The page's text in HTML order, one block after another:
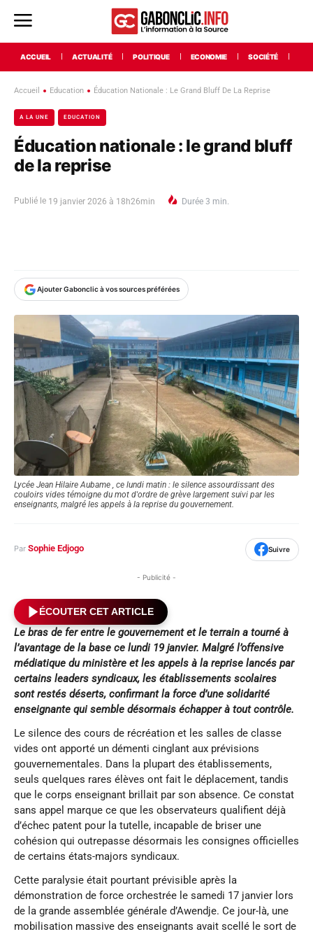
ACCUEIL ACTUALITÉ POLITIQUE ECONOMIE SOCIÉTÉ
Accueil Education Éducation Nationale : Le Grand Bluff De La Reprise
A LA UNE EDUCATION
Éducation nationale : le grand bluff
de la reprise
Publié le 19 janvier 2026 à 18h26min Durée 3 min.
Ajouter Gabonclic à vos sources préférées
Lycée Jean Hilaire Aubame , ce lundi matin : le silence assourdissant des
couloirs vides témoigne du mot d'ordre de grève largement suivi par les
enseignants, malgré les appels à la reprise du gouvernement.
Par Sophie Edjogo Suivre
- Publicité -
ÉCOUTER CET ARTICLE
Le bras de fer entre le gouvernement et le terrain a tourné à
l’avantage de la base ce lundi 19 janvier. Malgré l’offensive
médiatique du ministère et les appels à la reprise lancés par
certains leaders syndicaux, les établissements scolaires
sont restés déserts, confirmant la force d’une solidarité
enseignante qui semble désormais échapper à tout contrôle.
Le silence des cours de récréation et les salles de classe
vides ont apporté un démenti cinglant aux prévisions
gouvernementales. Dans la plupart des établissements,
seuls quelques rares élèves ont fait le déplacement, tandis
que le corps enseignant brillait par son absence. Ce constat
sans appel marque ce que les observateurs qualifient déjà
d’échec patent pour la tutelle, incapable de briser une
cohésion qui outrepasse désormais les consignes officielles
de certains états-majors syndicaux.
Cette paralysie était pourtant prévisible après la
démonstration de force orchestrée le samedi 17 janvier lors
de la grande assemblée générale d’Awendje. Ce jour-là, une
mobilisation massive des enseignants avait scellé le sort de